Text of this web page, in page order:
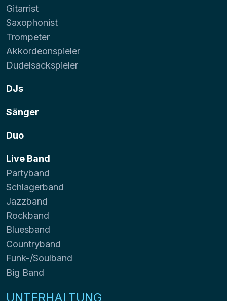
Gitarrist
Saxophonist
Trompeter
Akkordeonspieler
Dudelsackspieler
DJs
Sänger
Duo
Live Band
Partyband
Schlagerband
Jazzband
Rockband
Bluesband
Countryband
Funk-/Soulband
Big Band
UNTERHALTUNG